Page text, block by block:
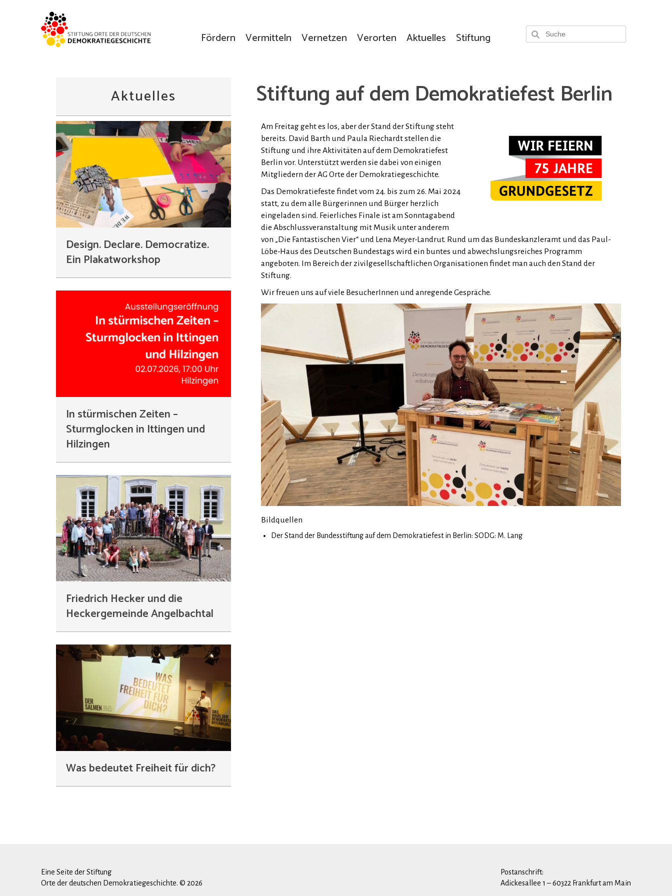
Fördern Vermitteln Vernetzen Verorten Aktuelles Stiftung
Stiftung auf dem Demokratiefest Berlin
Am Freitag geht es los, aber der Stand der Stiftung steht
bereits. David Barth und Paula Riechardt stellen die
Stiftung und ihre Aktivitäten auf dem Demokratiefest
Berlin vor. Unterstützt werden sie dabei von einigen
Mitgliedern der AG Orte der Demokratiegeschichte.
Das Demokratiefeste findet vom 24. bis zum 26. Mai 2024
statt, zu dem alle Bürgerinnen und Bürger herzlich
eingeladen sind. Feierliches Finale ist am Sonntagabend
die Abschlussveranstaltung mit Musik unter anderem
von „Die Fantastischen Vier“ und Lena Meyer-Landrut. Rund um das Bundeskanzleramt und das Paul-
Löbe-Haus des Deutschen Bundestags wird ein buntes und abwechslungsreiches Programm
angeboten. Im Bereich der zivilgesellschaftlichen Organisationen findet man auch den Stand der
Stiftung.
Wir freuen uns auf viele BesucherInnen und anregende Gespräche.
Bildquellen
Der Stand der Bundesstiftung auf dem Demokratiefest in Berlin: SODG: M. Lang
Aktuelles
Design. Declare. Democratize.
Ein Plakatworkshop
In stürmischen Zeiten –
Sturmglocken in Ittingen und
Hilzingen
Friedrich Hecker und die
Heckergemeinde Angelbachtal
Was bedeutet Freiheit für dich?
Eine Seite der Stiftung
Orte der deutschen Demokratiegeschichte. © 2026
Postanschrift:
Adickesallee 1 – 60322 Frankfurt am Main